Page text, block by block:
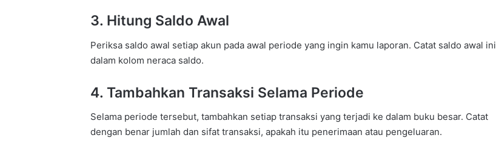
3. Hitung Saldo Awal
Periksa saldo awal setiap akun pada awal periode yang ingin kamu laporan. Catat saldo awal ini
dalam kolom neraca saldo.
4. Tambahkan Transaksi Selama Periode
Selama periode tersebut, tambahkan setiap transaksi yang terjadi ke dalam buku besar. Catat
dengan benar jumlah dan sifat transaksi, apakah itu penerimaan atau pengeluaran.